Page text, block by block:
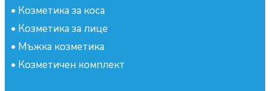
• Козметика за коса
• Козметика за лице
• Мъжка козметика
• Козметичен комплект